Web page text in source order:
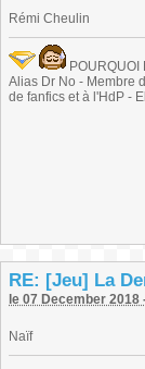
Rémi Cheulin
POURQUOI
Alias Dr No - Membre
de fanfics et à l'HdP -
RE: [Jeu] La
le 07 December 2018
Naïf